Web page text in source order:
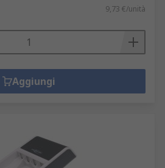
9,73 €/unità
Aggiungi